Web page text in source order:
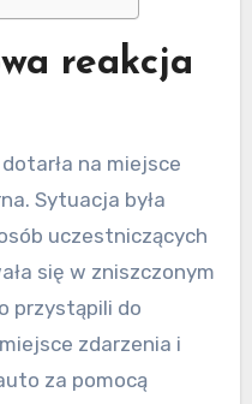
reakcja
na miejsce
Sytuacja była
uczestniczących
się w zniszczonym
przystąpili do
zdarzenia i
za pomocą